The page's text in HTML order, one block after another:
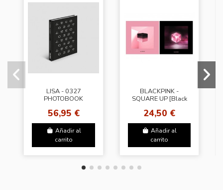
LISA - 0327
PHOTOBOOK
56,95 €
Añadir al
carrito
BLACKPINK -
SQUARE UP [Black
24,50 €
Añadir al
carrito